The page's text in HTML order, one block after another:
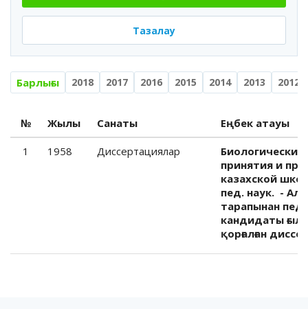
Тазалау
Барлығы 2018 2017 2016 2015 2014 2013 2012
№ Жылы Санаты Еңбек атауы
1 1958 Диссертациялар
принятия и
казахской
пед. наук. -
тарапынан
кандидаты
қорғалған